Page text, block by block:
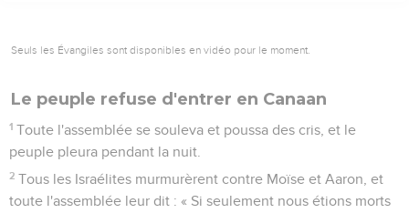
Seuls les Évangiles sont disponibles en vidéo pour le moment.
Le peuple refuse d'entrer en Canaan
1 Toute l'assemblée se souleva et poussa des cris, et le
peuple pleura pendant la nuit.
2 Tous les Israélites murmurèrent contre Moïse et Aaron, et
toute l'assemblée leur dit : « Si seulement nous étions morts